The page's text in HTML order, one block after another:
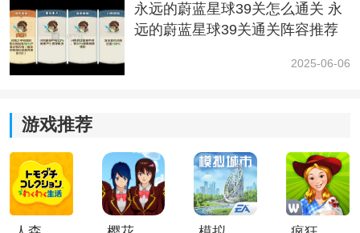
实战解析｜宠物上阵后到底有多强？
1.拥有独立出战位，不会占用角色位置
宠物培养得越好，战斗中的伤害表现也会越突出。
2.不上阵也不会白培养
很多玩家最喜欢的一点就是助阵系统。即使宠物没有直
接参战，也能通过助阵为角色提供额外属性收益，品质
永远的蔚蓝星球39关怎么通关 永
远的蔚蓝星球39关通关阵容推荐
2025-06-06
游戏推荐